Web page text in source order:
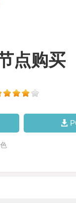
点购买